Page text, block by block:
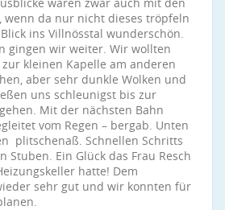
wenn da nur nicht dieses tröpfeln
ins Villnösstal wunderschön.
gingen wir weiter. Wir wollten
kleinen Kapelle am anderen
aber sehr dunkle Wolken und
uns schleunigst bis zur
Mit der nächsten Bahn
vom Regen – bergab. Unten
plitschenaß. Schnellen Schritts
Stuben. Ein Glück das Frau Resch
hatte! Dem
sehr gut und wir konnten für